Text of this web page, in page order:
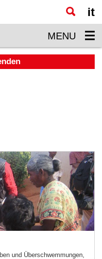
it
MENU
und Überschwemmungen,